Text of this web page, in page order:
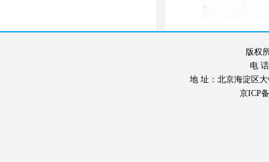
版权
电
地 址：北京海淀区
京ICP